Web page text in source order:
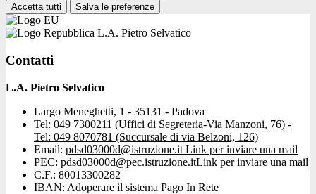
Accetta tutti Salva le preferenze
L.A. Pietro Selvatico
Contatti
L.A. Pietro Selvatico
Largo Meneghetti, 1 - 35131 - Padova
Tel: 049 7300211 (Uffici di Segreteria-Via Manzoni, 76) -
Tel: 049 8070781 (Succursale di via Belzoni, 126)
Email: pdsd03000d@istruzione.it Link per inviare una mail
PEC: pdsd03000d@pec.istruzione.itLink per inviare una mail
C.F.: 80013300282
IBAN: Adoperare il sistema Pago In Rete